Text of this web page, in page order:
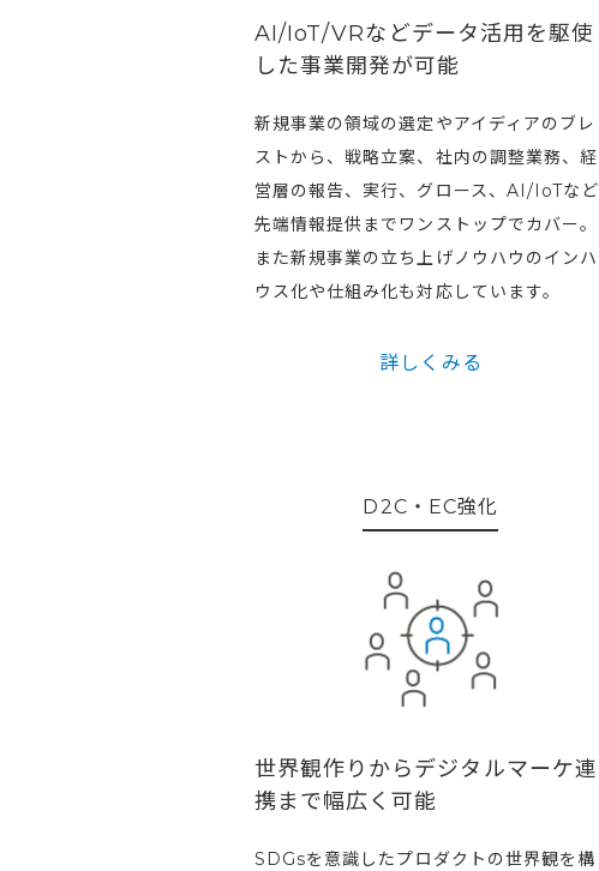
AI/IoT/VRなどデータ活用を駆使
した事業開発が可能
新規事業の領域の選定やアイディアのブレ
ストから、戦略立案、社内の調整業務、経
営層の報告、実行、グロース、AI/IoTなど
先端情報提供までワンストップでカバー。
また新規事業の立ち上げノウハウのインハ
ウス化や仕組み化も対応しています。
詳しくみる
D2C・EC強化
世界観作りからデジタルマーケ連
携まで幅広く可能
SDGsを意識したプロダクトの世界観を構